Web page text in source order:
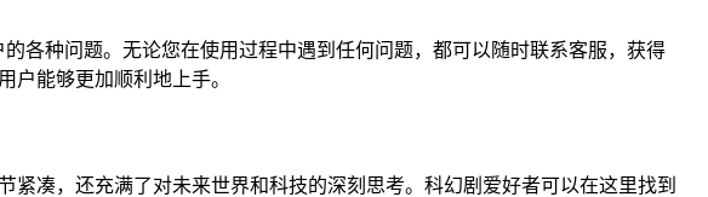
各种问题。无论您在使用过程中遇到任何问题，都可以随时联系客服，获得
户能够更加顺利地上手。
凑，还充满了对未来世界和科技的深刻思考。科幻剧爱好者可以在这里找到